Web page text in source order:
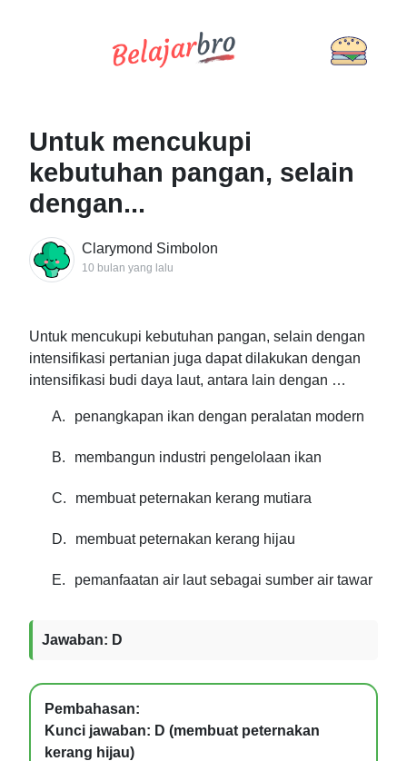
Untuk mencukupi
kebutuhan pangan, selain
dengan...
Clarymond Simbolon
10 bulan yang lalu
Untuk mencukupi kebutuhan pangan, selain dengan
intensifikasi pertanian juga dapat dilakukan dengan
intensifikasi budi daya laut, antara lain dengan …
A. penangkapan ikan dengan peralatan modern
B. membangun industri pengelolaan ikan
C. membuat peternakan kerang mutiara
D. membuat peternakan kerang hijau
E. pemanfaatan air laut sebagai sumber air tawar
Jawaban: D
Pembahasan:
Kunci jawaban: D (membuat peternakan
kerang hijau)